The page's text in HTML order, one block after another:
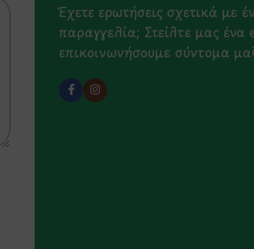
Έχετε ερωτήσεις σχετικά με
παραγγελία; Στείλτε μας ένα
επικοινωνήσουμε σύντομα